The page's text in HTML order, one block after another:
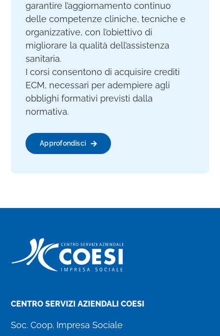
garantire l’aggiornamento continuo
delle competenze cliniche, tecniche e
organizzative, con l’obiettivo di
migliorare la qualità dell’assistenza
sanitaria.
I corsi consentono di acquisire crediti
ECM, necessari per adempiere agli
obblighi formativi previsti dalla
normativa.
Approfondisci
CENTRO SERVIZI AZIENDALI COESI
Soc. Coop. Impresa Sociale